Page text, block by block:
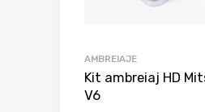
AMBREIAJE
Kit ambreiaj HD
V6